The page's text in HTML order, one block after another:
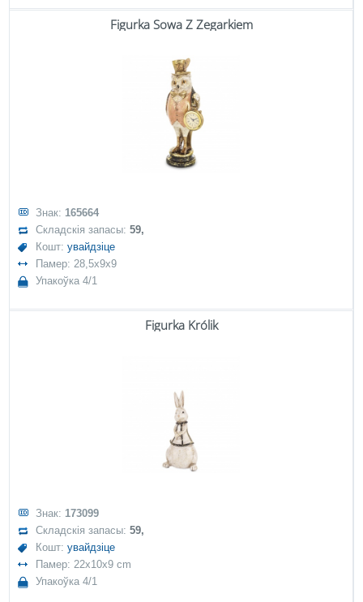
Figurka Sowa Z Zegarkiem
Знак: 165664
Складскія запасы:59,
Кошт:увайдзіце
Памер: 28,5x9x9
Упакоўка 4/1
Figurka Królik
Знак: 173099
Складскія запасы:59,
Кошт:увайдзіце
Памер: 22x10x9 cm
Упакоўка 4/1